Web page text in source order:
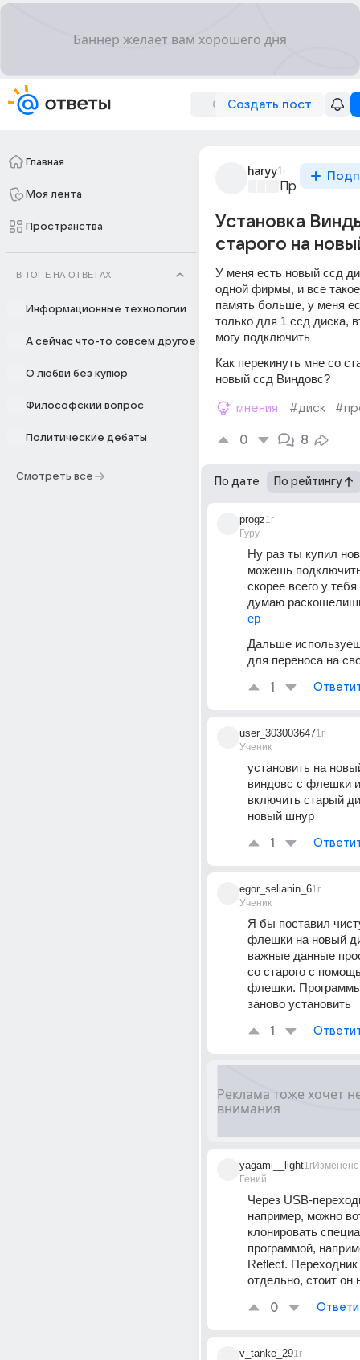
Создать пост
Главная
Моя лента
Пространства
В ТОПЕ НА ОТВЕТАХ
Информационные технологии
А сейчас что-то совсем другое
О любви без купюр
Философский вопрос
Политические дебаты
Смотреть все
haryy1г
Просто
Установка
старого на
У меня есть новый ссд
одной фирмы, и все
память больше, у меня
только для 1 ссд диска,
могу подключить
Как перекинуть мне со
новый ссд Виндовс?
мнения #диск
0 8
По дате По рейтингу
progz
Гуру
1г
Ну раз ты купил
можешь
скорее всего у
думаю
ер
Дальше
для переноса на
1
user_303003647
Ученик
1г
установить на
виндовс с флешки
включить старый
новый шнур
1
egor_selianin_6
Ученик
1г
Я бы поставил
флешки на новый
важные данные
со старого с
флешки.
заново установить
1
yagami__light
Гений
1гИзменено
Через USB-
например, можно
клонировать
программой,
Reflect. Переходник
отдельно, стоит он
0
v_tanke_291г